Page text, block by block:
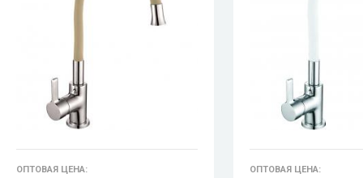
ОПТОВАЯ ЦЕНА: ОПТОВАЯ ЦЕНА: